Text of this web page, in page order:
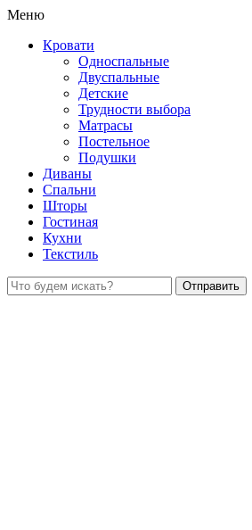
Меню
Кровати
Односпальные
Двуспальные
Детские
Трудности выбора
Матрасы
Постельное
Подушки
Диваны
Спальни
Шторы
Гостиная
Кухни
Текстиль